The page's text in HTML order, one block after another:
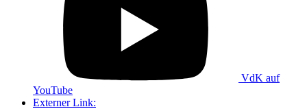
VdK auf
YouTube
Externer Link: